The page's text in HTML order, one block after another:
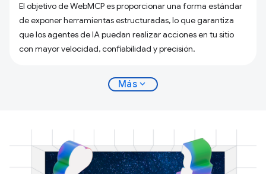
El objetivo de WebMCP es proporcionar una forma estándar
de exponer herramientas estructuradas, lo que garantiza
que los agentes de IA puedan realizar acciones en tu sitio
con mayor velocidad, confiabilidad y precisión.
Más expand_more